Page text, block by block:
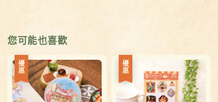
您可能也喜歡
優惠 優惠